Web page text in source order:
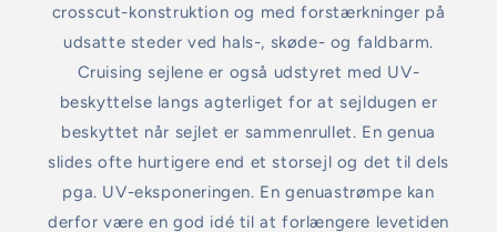
crosscut-konstruktion og med forstærkninger på
udsatte steder ved hals-, skøde- og faldbarm.
Cruising sejlene er også udstyret med UV-
beskyttelse langs agterliget for at sejldugen er
beskyttet når sejlet er sammenrullet. En genua
slides ofte hurtigere end et storsejl og det til dels
pga. UV-eksponeringen. En genuastrømpe kan
derfor være en god idé til at forlængere levetiden